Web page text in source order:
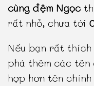
cùng đệm Ngọc
rất nhỏ, chưa tới
Nếu bạn rất thích
phá thêm các tên
hợp hơn tên